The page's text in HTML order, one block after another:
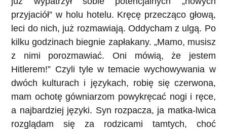
przyjaciół” w holu hotelu. Kręcę przecząco głową,
leci do nich, już rozmawiają. Oddycham z ulgą. Po
kilku godzinach biegnie zapłakany. „Mamo, musisz
z nimi porozmawiać. Oni mówią, że jestem
Hitlerem!” Czyli tyle w temacie wychowywania w
dwóch kulturach i językach, robię się czerwona,
mam ochotę gówniarzom powykręcać nogi i ręce,
a najbardziej języki. Syn rozpacza, ja matka-lwica
rozglądam się za rodzicami tamtych, choć